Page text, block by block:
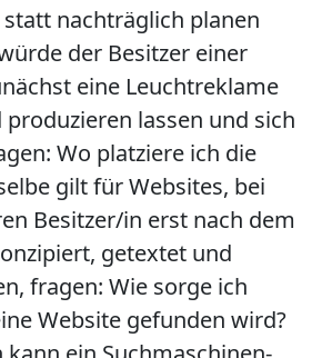
nachträglich planen
der Besitzer einer
eine Leuchtreklame
lassen und sich
Wo platziere ich die
gilt für Websites, bei
Besitzer/in erst nach dem
getextet und
fragen: Wie sorge ich
Website gefunden wird?